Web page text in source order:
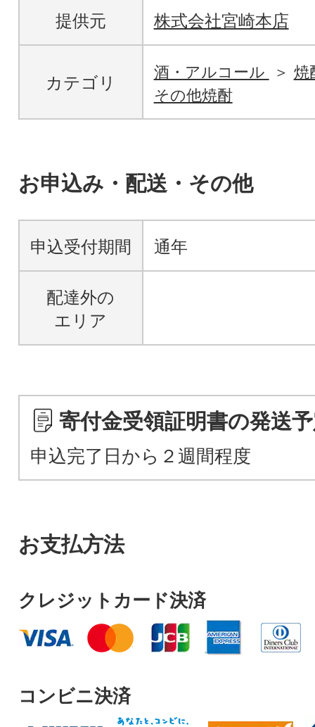
提供元 株式会社宮崎本店
カテゴリ
酒・アルコール
焼
その他焼酎
お申込み・配送・その他
申込受付期間 通年
配達外の
エリア
寄付金受領証明書の発送
申込完了日から２週間程度
お支払方法
クレジットカード決済
コンビニ決済